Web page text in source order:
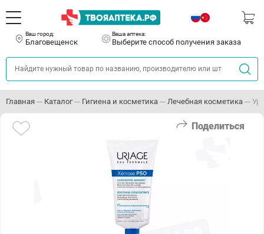
Ваш город:
Благовещенск
Ваша аптека:
Выберите способ получения заказа
Главная Каталог Гигиена и косметика Лечебная косметика
Поделиться